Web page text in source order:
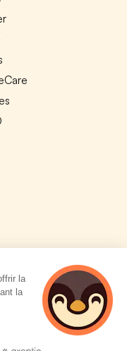
réservés.
la
la
4 personnes
consultent